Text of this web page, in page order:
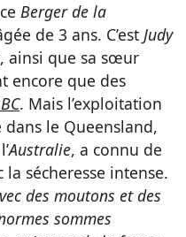
Berger de la
de 3 ans. C’est Judy
, ainsi que sa sœur
encore que des
. Mais l’exploitation
le Queensland,
Australie, a connu de
sécheresse intense.
des moutons et des
sommes